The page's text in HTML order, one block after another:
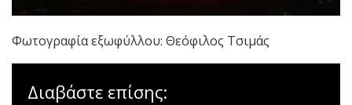
Φωτογραφία εξωφύλλου: Θεόφιλος Τσιμάς
Διαβάστε επίσης: